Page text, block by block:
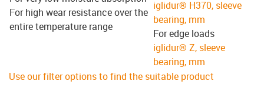
For high wear resistance over the
entire temperature range
iglidur® H370, sleeve
bearing, mm
For edge loads
iglidur® Z, sleeve
bearing, mm
Use our filter options to find the suitable product